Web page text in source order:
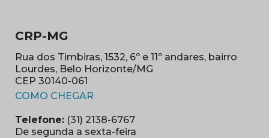
CRP-MG
Rua dos Timbiras, 1532, 6º e 11º andares, bairro
Lourdes, Belo Horizonte/MG
CEP 30140-061
COMO CHEGAR
Telefone: (31) 2138-6767
De segunda a sexta-feira